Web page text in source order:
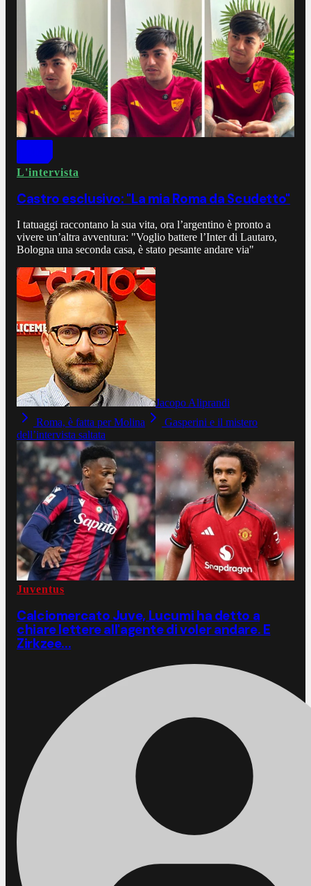
L'intervista
Castro esclusivo: "La mia Roma da Scudetto"
I tatuaggi raccontano la sua vita, ora l’argentino è pronto a
vivere un’altra avventura: "Voglio battere l’Inter di Lautaro,
Bologna una seconda casa, è stato pesante andare via"
Jacopo Aliprandi
Roma, è fatta per Molina
Gasperini e il mistero
dell’intervista saltata
Juventus
Calciomercato Juve, Lucumi ha detto a
chiare lettere all'agente di voler andare. E
Zirkzee...